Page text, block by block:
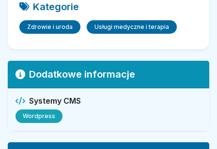
Kategorie
Zdrowie i uroda Usługi medyczne i terapia
Dodatkowe informacje
Systemy CMS
Wordpress